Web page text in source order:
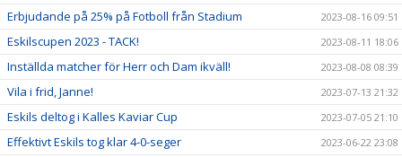
Erbjudande på 25% på Fotboll från Stadium 2023-08-16 09:51
Eskilscupen 2023 - TACK! 2023-08-11 18:06
Inställda matcher för Herr och Dam ikväll! 2023-08-08 08:39
Vila i frid, Janne! 2023-07-13 21:32
Eskils deltog i Kalles Kaviar Cup 2023-07-05 21:10
Effektivt Eskils tog klar 4-0-seger 2023-06-22 23:08